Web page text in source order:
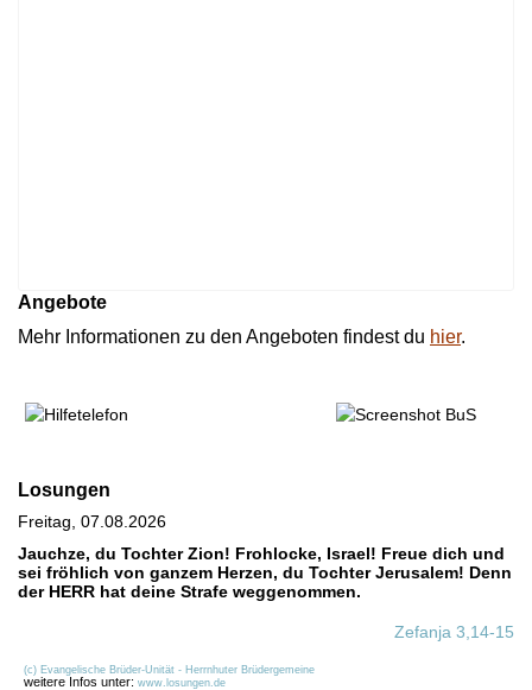
Angebote
Mehr Informationen zu den Angeboten findest du hier.
Losungen
Freitag, 07.08.2026
Jauchze, du Tochter Zion! Frohlocke, Israel! Freue dich und
sei fröhlich von ganzem Herzen, du Tochter Jerusalem! Denn
der HERR hat deine Strafe weggenommen.
Zefanja 3,14-15
(c) Evangelische Brüder-Unität - Herrnhuter Brüdergemeine
weitere Infos unter: www.losungen.de